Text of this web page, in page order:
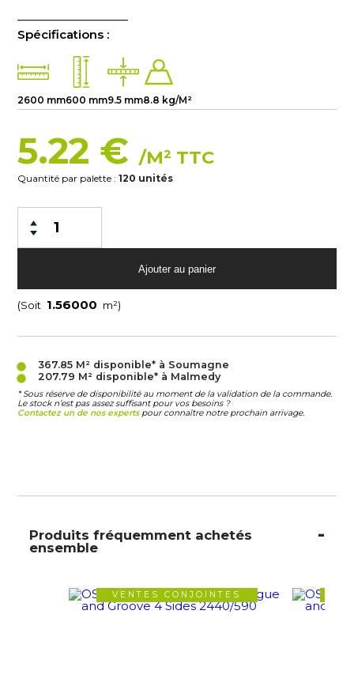
Spécifications :
2600 mm600 mm9.5 mm8.8 kg/M²
5.22 €/M² TTC
Quantité par palette :120 unités
(Soit m²)
367.85 M²disponible* à Soumagne
207.79 M²disponible* à Malmedy
* Sous réserve de disponibilité au moment de la validation de la commande.
Le stock n’est pas assez suffisant pour vos besoins ?
Contactez un de nos expertspour connaître notre prochain arrivage.
Produits fréquemment achetés
ensemble
VENTES CONJOINTES